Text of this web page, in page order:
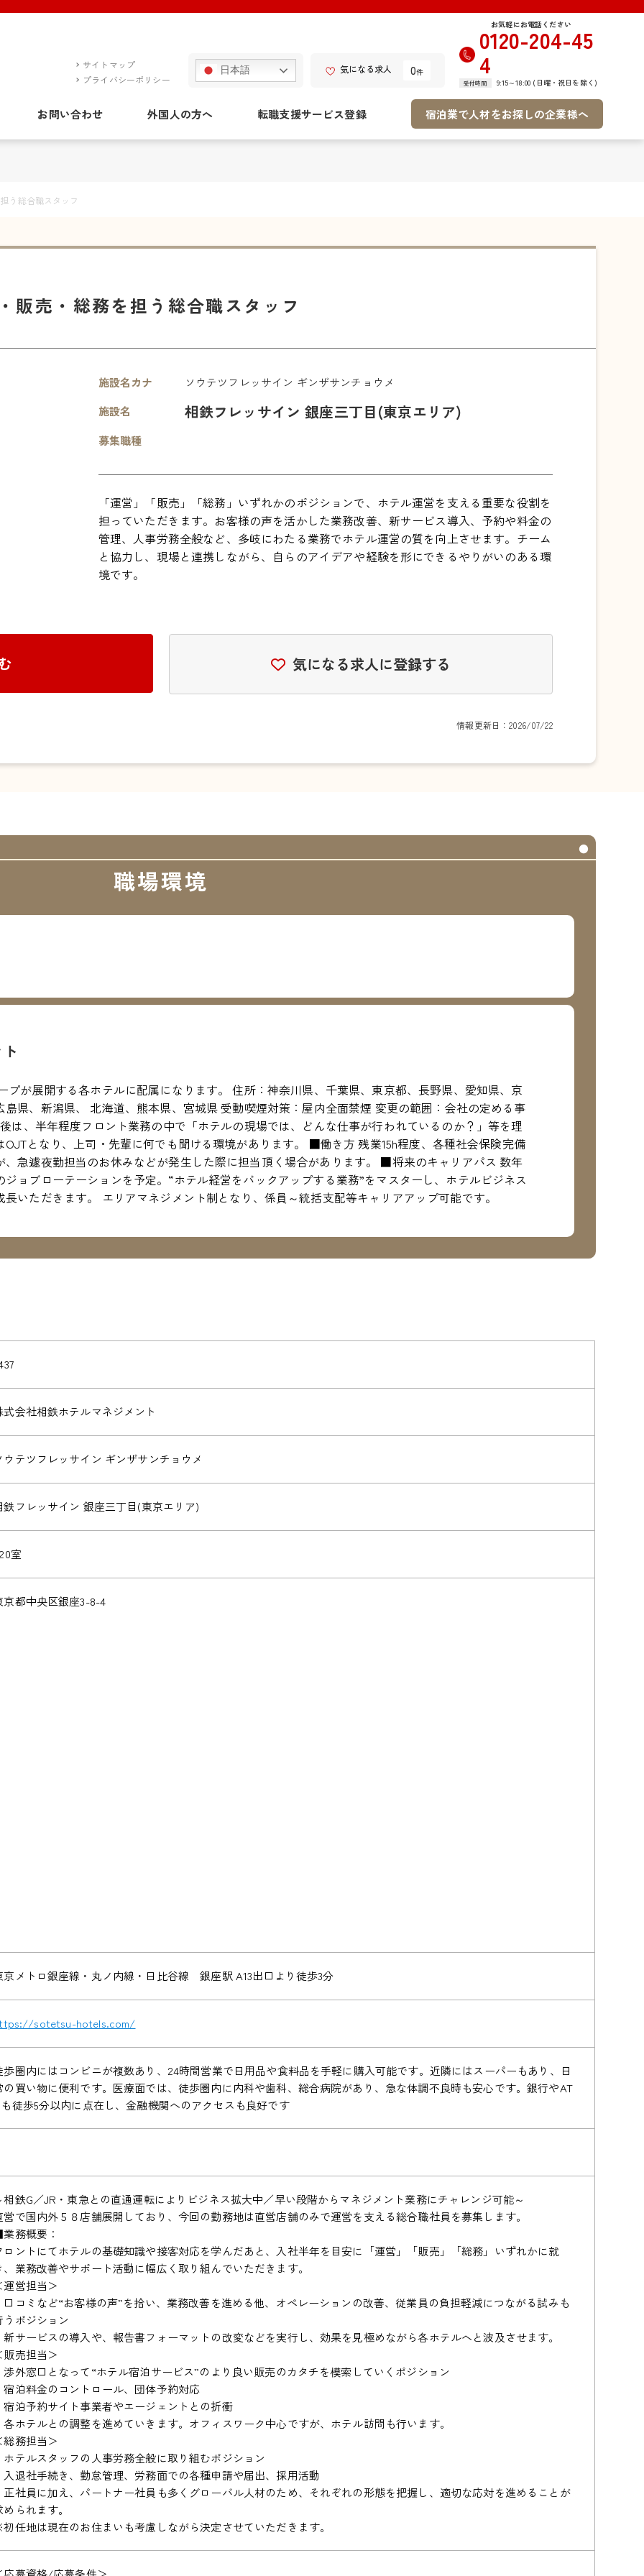
サイトマップ
プライバシーポリシー
日本語 気になる求人 0件
お気軽にお電話ください
0120-204-45
4
受付時間 9:15～18:00 (日曜・祝日を除く)
お問い合わせ 外国人の方へ 転職支援サービス登録 宿泊業で人材をお探しの企業様へ
う総合職スタッフ
販売・総務を担う総合職スタッフ
施設名カナ
ソウテツフレッサイン ギンザサンチョウメ
施設名
相鉄フレッサイン 銀座三丁目(東京エリア)
募集職種
「運営」「販売」「総務」いずれかのポジションで、ホテル運営を支える重要な役割を
担っていただきます。お客様の声を活かした業務改善、新サービス導入、予約や料金の
管理、人事労務全般など、多岐にわたる業務でホテル運営の質を向上させます。チーム
と協力し、現場と連携しながら、自らのアイデアや経験を形にできるやりがいのある環
境です。
気になる求人に登録する
情報更新日：2026/07/22
職場環境
プが展開する各ホテルに配属になります。 住所：神奈川県、千葉県、東京都、長野県、愛知県、京
県、新潟県、 北海道、熊本県、宮城県 受動喫煙対策：屋内全面禁煙 変更の範囲：会社の定める事
は、半年程度フロント業務の中で「ホテルの現場では、どんな仕事が行われているのか？」等を理
となり、上司・先輩に何でも聞ける環境があります。 ■働き方 残業15h程度、各種社会保険完備
、急遽夜勤担当のお休みなどが発生した際に担当頂く場合があります。 ■将来のキャリアパス 数年
ョブローテーションを予定。“ホテル経営をバックアップする業務”をマスターし、ホテルビジネス
いただきます。 エリアマネジメント制となり、係員～統括支配等キャリアアップ可能です。
式会社相鉄ホテルマネジメント
ウテツフレッサイン ギンザサンチョウメ
鉄フレッサイン 銀座三丁目(東京エリア)
室
京都中央区銀座3-8-4
京メトロ銀座線・丸ノ内線・日比谷線 銀座駅 A13出口より徒歩3分
sotetsu-hotels.com/
歩圏内にはコンビニが複数あり、24時間営業で日用品や食料品を手軽に購入可能です。近隣にはスーパーもあり、日
の買い物に便利です。医療面では、徒歩圏内に内科や歯科、総合病院があり、急な体調不良時も安心です。銀行やAT
徒歩5分以内に点在し、金融機関へのアクセスも良好です
相鉄G／JR・東急との直通運転によりビジネス拡大中／早い段階からマネジメント業務にチャレンジ可能～
営で国内外５８店舗展開しており、今回の勤務地は直営店舗のみで運営を支える総合職社員を募集します。
務概要：
ロントにてホテルの基礎知識や接客対応を学んだあと、入社半年を目安に「運営」「販売」「総務」いずれかに就
、業務改善やサポート活動に幅広く取り組んでいただきます。
運営担当＞
口コミなど“お客様の声”を拾い、業務改善を進める他、オペレーションの改善、従業員の負担軽減につながる試みも
うポジション
新サービスの導入や、報告書フォーマットの改変などを実行し、効果を見極めながら各ホテルへと波及させます。
販売担当＞
渉外窓口となって“ホテル宿泊サービス”のより良い販売のカタチを模索していくポジション
宿泊料金のコントロール、団体予約対応
宿泊予約サイト事業者やエージェントとの折衝
各ホテルとの調整を進めていきます。オフィスワーク中心ですが、ホテル訪問も行います。
総務担当＞
ホテルスタッフの人事労務全般に取り組むポジション
入退社手続き、勤怠管理、労務面での各種申請や届出、採用活動
正社員に加え、パートナー社員も多くグローバル人材のため、それぞれの形態を把握し、適切な応対を進めることが
められます。
任地は現在のお住まいも考慮しながら決定させていただきます。